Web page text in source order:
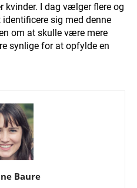
I dag vælger flere og
sig med denne
om at skulle være mere
synlige for at opfylde en
Baure